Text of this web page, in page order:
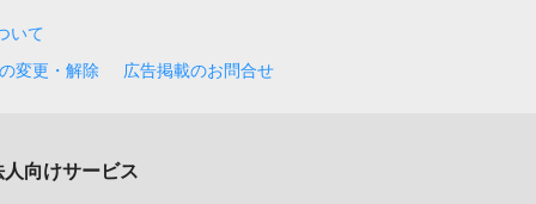
いて
変更・解除 広告掲載のお問合せ
人向けサービス